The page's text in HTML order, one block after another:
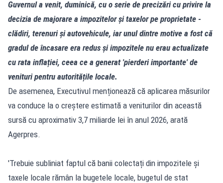
Guvernul a venit, duminică, cu o serie de precizări cu privire la
decizia de majorare a impozitelor și taxelor pe proprietate -
clădiri, terenuri și autovehicule, iar unul dintre motive a fost că
gradul de încasare era redus și impozitele nu erau actualizate
cu rata inflației, ceea ce a generat 'pierderi importante' de
venituri pentru autoritățile locale.
De asemenea, Executivul menționează că aplicarea măsurilor
va conduce la o creștere estimată a veniturilor din această
sursă cu aproximativ 3,7 miliarde lei în anul 2026, arată
Agerpres.
'Trebuie subliniat faptul că banii colectați din impozitele și
taxele locale rămân la bugetele locale, bugetul de stat